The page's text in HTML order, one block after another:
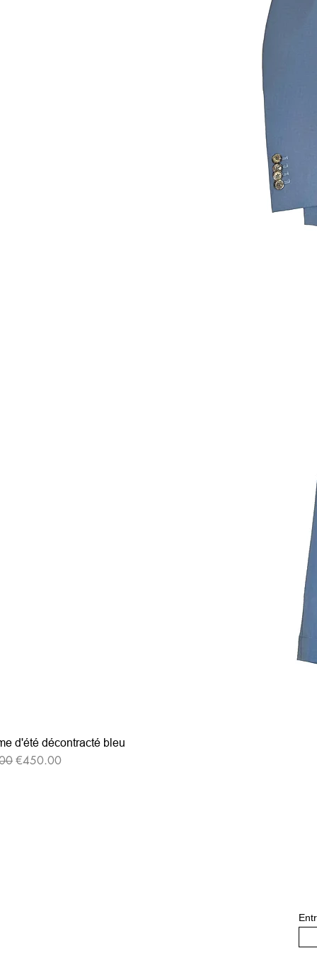
d'été décontracté bleu
セール価格
€450.00